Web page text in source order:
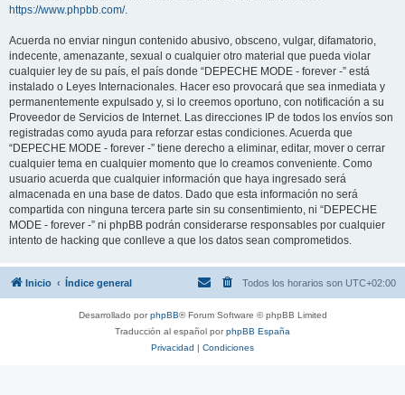
https://www.phpbb.com/.
Acuerda no enviar ningun contenido abusivo, obsceno, vulgar, difamatorio,
indecente, amenazante, sexual o cualquier otro material que pueda violar
cualquier ley de su país, el país donde “DEPECHE MODE - forever -” está
instalado o Leyes Internacionales. Hacer eso provocará que sea inmediata y
permanentemente expulsado y, si lo creemos oportuno, con notificación a su
Proveedor de Servicios de Internet. Las direcciones IP de todos los envíos son
registradas como ayuda para reforzar estas condiciones. Acuerda que
“DEPECHE MODE - forever -” tiene derecho a eliminar, editar, mover o cerrar
cualquier tema en cualquier momento que lo creamos conveniente. Como
usuario acuerda que cualquier información que haya ingresado será
almacenada en una base de datos. Dado que esta información no será
compartida con ninguna tercera parte sin su consentimiento, ni “DEPECHE
MODE - forever -” ni phpBB podrán considerarse responsables por cualquier
intento de hacking que conlleve a que los datos sean comprometidos.
Inicio Índice general Todos los horarios son UTC+02:00
Desarrollado porphpBB® Forum Software © phpBB Limited
Traducción al español porphpBB España
Privacidad | Condiciones